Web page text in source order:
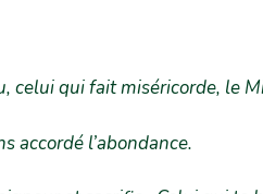
celui qui fait miséricorde, le
accordé l’abondance.